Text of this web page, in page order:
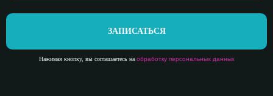
ЗАПИСАТЬСЯ
Нажимая кнопку, вы соглашаетесь на обработку персональных данных